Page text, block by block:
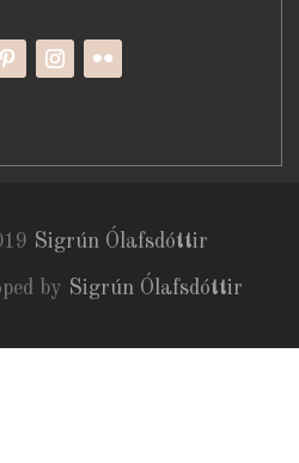
Sigrún Ólafsdóttir
by Sigrún Ólafsdóttir